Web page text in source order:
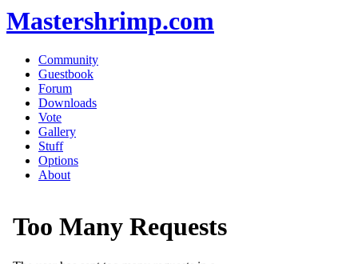
Mastershrimp.com
Community
Guestbook
Forum
Downloads
Vote
Gallery
Stuff
Options
About